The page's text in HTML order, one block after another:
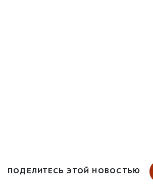
ПОДЕЛИТЕСЬ ЭТОЙ НОВОСТЬЮ